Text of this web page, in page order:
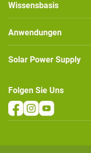
Wissensbasis
Anwendungen
Solar Power Supply
Folgen Sie Uns